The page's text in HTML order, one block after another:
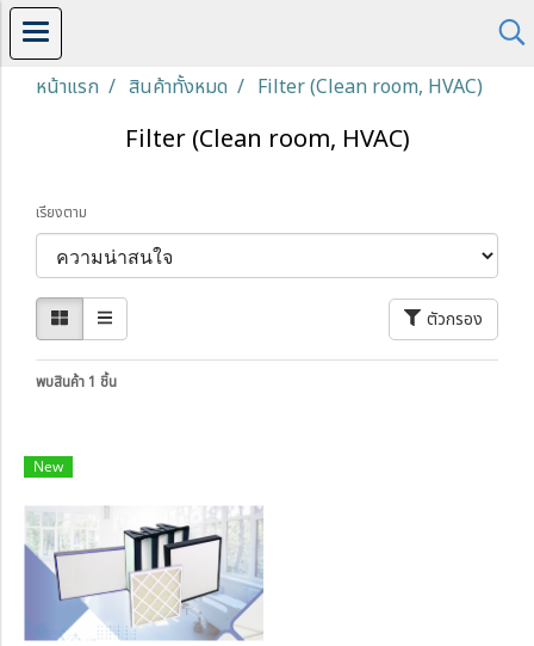
หน้าแรก สินค้าทั้งหมด Filter (Clean room, HVAC)
Filter (Clean room, HVAC)
เรียงตาม
ตัวกรอง
พบสินค้า 1 ชิ้น
New